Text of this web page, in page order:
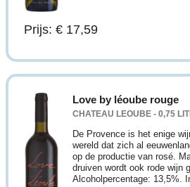
Prijs: € 17,59
Love by léoube rouge
CHATEAU LEOUBE - 0,75
De Provence is het enige
wereld dat zich al
op de productie van rosé.
druiven wordt ook rode wijn
Alcoholpercentage: 13,5%.